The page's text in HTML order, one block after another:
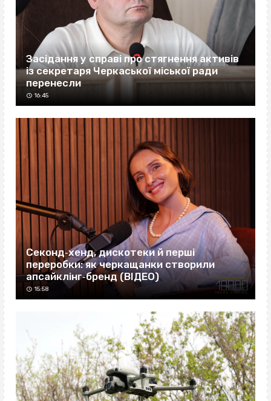
Засідання у справі про стягнення активів
із секретаря Черкаської міської ради
перенесли
16:45
Секонд‐хенд, дискотеки й перші
переробки: як черкащанки створили
апсайклінг‐бренд (ВІДЕО)
15:58